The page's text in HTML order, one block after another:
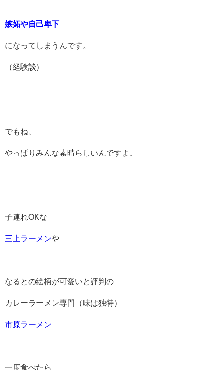
嫉妬や自己卑下
になってしまうんです。
（経験談）
でもね、
やっぱりみんな素晴らしいんですよ。
子連れOKな
三上ラーメンや
なるとの絵柄が可愛いと評判の
カレーラーメン専門（味は独特）
市原ラーメン
一度食べたら